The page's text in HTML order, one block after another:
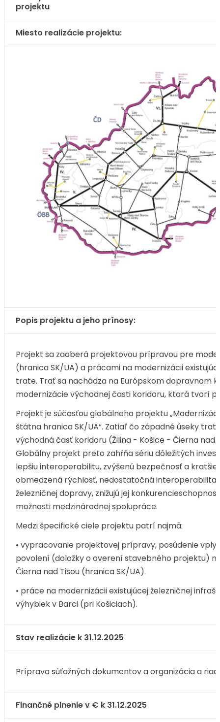
projektu
Miesto realizácie projektu:
Popis projektu a jeho prínosy:
Projekt sa zaoberá projektovou prípravou pre
(hranica SK/UA) a prácami na modernizácii
trate. Trať sa nachádza na Európskom dopravnom
modernizácie východnej časti koridoru, ktorá tvorí
Projekt je súčasťou globálneho projektu
štátna hranica SK/UA“. Zatiaľ čo západné úseky
východná časť koridoru (Žilina - Košice - Čierna
Globálny projekt preto zahŕňa sériu dôležitých
lepšiu interoperabilitu, zvýšenú bezpečnosť a
obmedzená rýchlosť, nedostatočná interoperabilita
železničnej dopravy, znižujú jej
možnosti medzinárodnej spolupráce.
Medzi špecifické ciele projektu patrí najmä:
• vypracovanie projektovej prípravy, posúdenie
povolení (doložky o overení stavebného projektu)
Čierna nad Tisou (hranica SK/UA).
• práce na modernizácii existujúcej železničnej
výhybiek v Barci (pri Košiciach).
Stav realizácie k 31.12.2025
Príprava súťažných dokumentov a organizácia a
Finančné plnenie v € k 31.12.2025